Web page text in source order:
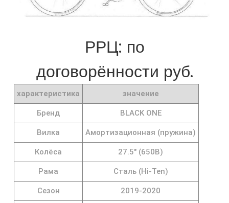
РРЦ: по
договорённости руб.
характеристика значение
Бренд BLACK ONE
Вилка Амортизационная (пружина)
Колёса 27.5" (650B)
Рама Сталь (Hi-Ten)
Сезон 2019-2020